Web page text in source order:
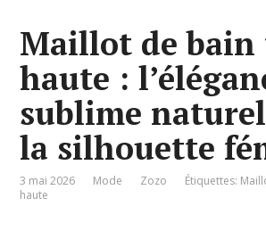
Maillot de
haute :
sublime
la silhouette
3 mai 2026 Mode Zozo Étiquettes:
haute